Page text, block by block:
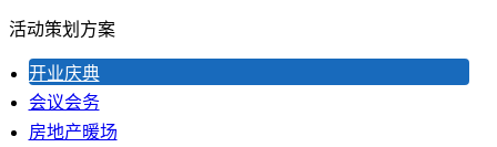
活动策划方案
开业庆典
会议会务
房地产暖场